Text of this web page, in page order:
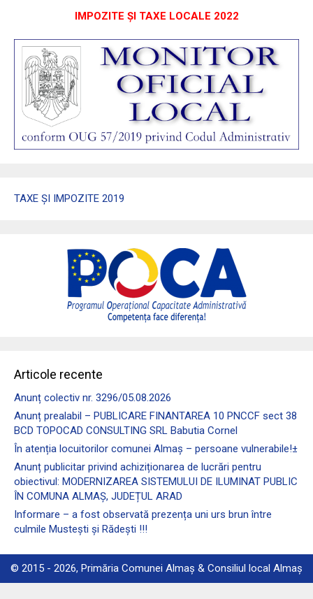
IMPOZITE ȘI TAXE LOCALE 2022
TAXE ȘI IMPOZITE 2019
Articole recente
Anunț colectiv nr. 3296/05.08.2026
Anunț prealabil – PUBLICARE FINANTAREA 10 PNCCF sect 38
BCD TOPOCAD CONSULTING SRL Babutia Cornel
În atenția locuitorilor comunei Almaş – persoane vulnerabile!±
Anunț publicitar privind achiziționarea de lucrări pentru
obiectivul: MODERNIZAREA SISTEMULUI DE ILUMINAT PUBLIC
ÎN COMUNA ALMAȘ, JUDEȚUL ARAD
Informare – a fost observată prezența uni urs brun între
culmile Mustești și Rădești !!!
© 2015 - 2026, Primăria Comunei Almaș & Consiliul local Almaș